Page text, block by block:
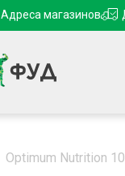
Адреса магазинов
Optimum Nutrition